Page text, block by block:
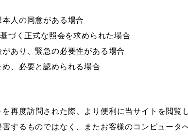
人の同意がある場合
づく正式な照会を求められた場合
あり、緊急の必要性がある場合
、必要と認められる場合
再度訪問された際、より便利に当サイトを閲覧
するものではなく、またお客様のコンピュータ